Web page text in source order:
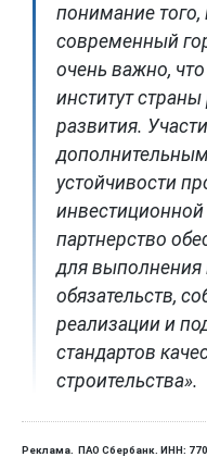
понимание
современный
очень важно,
институт
развития.
устойчивости
инвестиционной
партнерство
для выполнения
обязательств,
реализации и
стандартов
строительства».
Реклама. ПАО Сбербанк. ИНН: